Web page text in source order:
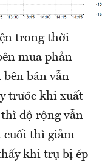
trong thời
mua phản
bên bán vẫn
trước khi xuất
độ rộng vẫn
cuối thì giảm
khi trụ bị ép